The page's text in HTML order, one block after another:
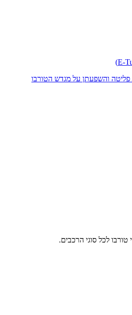
פליטה והשפעתן על מגדש הטורבו
טורבו לכל סוגי הרכבים.